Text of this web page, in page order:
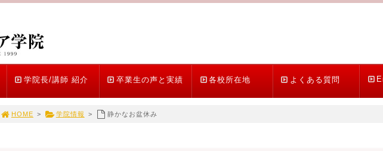
学院長/講師 紹介 卒業生の声と実績 各校所在地 よくある質問
HOME > 学院情報 > 静かなお盆休み